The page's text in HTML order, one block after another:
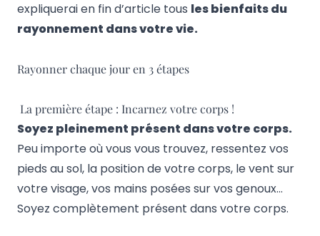
expliquerai en fin d’article tous les bienfaits du
rayonnement dans votre vie.
Rayonner chaque jour en 3 étapes
La première étape : Incarnez votre corps !
Soyez pleinement présent dans votre corps.
Peu importe où vous vous trouvez, ressentez vos
pieds au sol, la position de votre corps, le vent sur
votre visage, vos mains posées sur vos genoux…
Soyez complètement présent dans votre corps.